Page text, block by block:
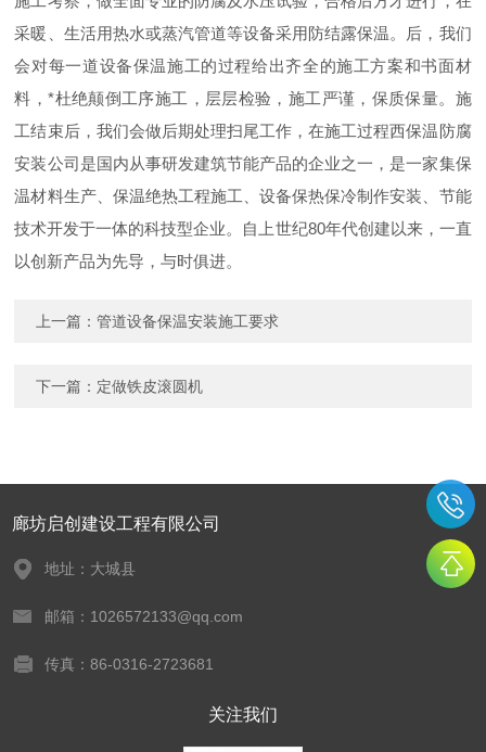
采暖、生活用热水或蒸汽管道等设备采用防结露保温。后，我们
会对每一道设备保温施工的过程给出齐全的施工方案和书面材
料，*杜绝颠倒工序施工，层层检验，施工严谨，保质保量。施
工结束后，我们会做后期处理扫尾工作，在施工过程西保温防腐
安装公司是国内从事研发建筑节能产品的企业之一，是一家集保
温材料生产、保温绝热工程施工、设备保热保冷制作安装、节能
技术开发于一体的科技型企业。自上世纪80年代创建以来，一直
以创新产品为先导，与时俱进。
上一篇：管道设备保温安装施工要求
下一篇： 定做铁皮滚圆机
廊坊启创建设工程有限公司
地址：大城县
邮箱：1026572133@qq.com
传真：86-0316-2723681
关注我们